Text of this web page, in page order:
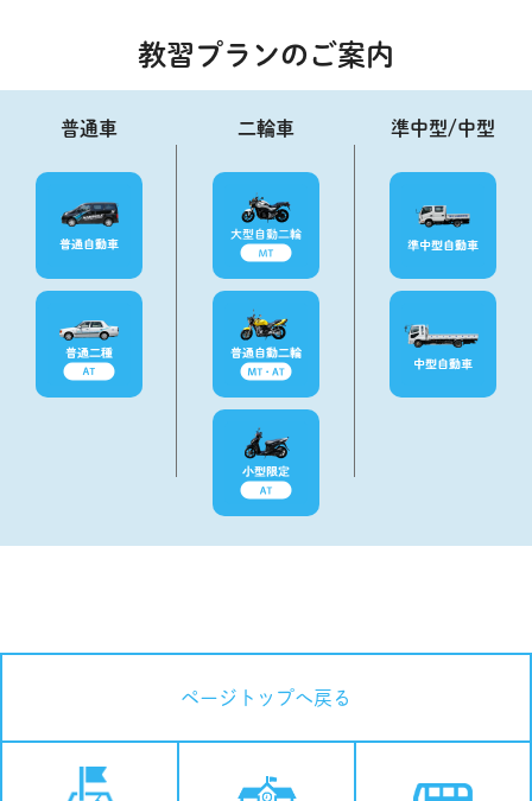
教習プランのご案内
普通車 二輪車 準中型/中型
ページトップへ戻る